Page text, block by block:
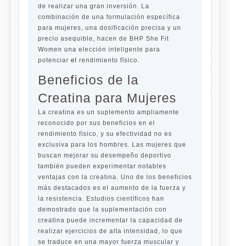
de realizar una gran inversión. La
combinación de una formulación específica
para mujeres, una dosificación precisa y un
precio asequible, hacen de BHP She Fit
Women una elección inteligente para
potenciar el rendimiento físico.
Beneficios de la
Creatina para Mujeres
La creatina es un suplemento ampliamente
reconocido por sus beneficios en el
rendimiento físico, y su efectividad no es
exclusiva para los hombres. Las mujeres que
buscan mejorar su desempeño deportivo
también pueden experimentar notables
ventajas con la creatina. Uno de los beneficios
más destacados es el aumento de la fuerza y
la resistencia. Estudios científicos han
demostrado que la suplementación con
creatina puede incrementar la capacidad de
realizar ejercicios de alta intensidad, lo que
se traduce en una mayor fuerza muscular y